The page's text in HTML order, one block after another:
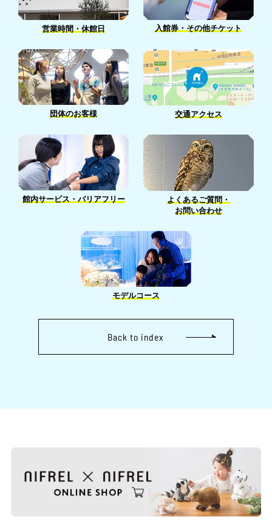
営業時間・休館日 入館券・その他チケット
団体のお客様 交通アクセス
館内サービス・バリアフリー
よくあるご質問・
お問い合わせ
モデルコース
Back to index